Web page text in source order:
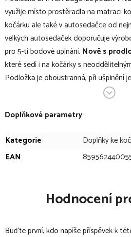
využije místo prostěradla na matraci
kočárku ale také v autosedačce od
velkých autosedaček doporučuje
pro 5-ti bodové upínání. Nově s
které sedí i na kočárky s
Podložka je oboustranná, při ušpinění
může se dále používat z druhé strany.
pokožkou.
V bodech:
autosedaček i jídelních židliček
slouží k ochraně originálního
v hluboké korbičce ji využije
Doplňkové parametry
Kategorie
Doplňky ke
EAN
Hodnocení
Buďte první, kdo napíše příspěvek k